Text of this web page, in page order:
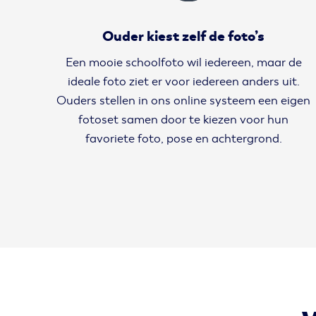
Ouder kiest zelf de foto’s
Een mooie schoolfoto wil iedereen, maar de
ideale foto ziet er voor iedereen anders uit.
Ouders stellen in ons online systeem een eigen
fotoset samen door te kiezen voor hun
favoriete foto, pose en achtergrond.